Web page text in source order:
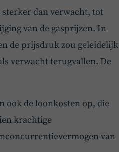
sterker dan verwacht, tot
van de gasprijzen. In
de prijsdruk zou geleidelijk
verwacht terugvallen. De
ook de loonkosten op, die
krachtige
van